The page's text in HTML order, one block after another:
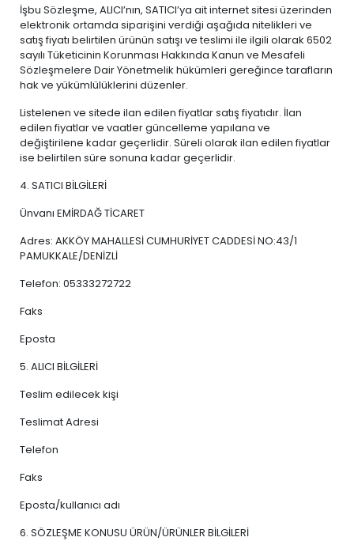
İşbu Sözleşme, ALICI’nın, SATICI’ya ait internet sitesi üzerinden
elektronik ortamda siparişini verdiği aşağıda nitelikleri ve
satış fiyatı belirtilen ürünün satışı ve teslimi ile ilgili olarak 6502
sayılı Tüketicinin Korunması Hakkında Kanun ve Mesafeli
Sözleşmelere Dair Yönetmelik hükümleri gereğince tarafların
hak ve yükümlülüklerini düzenler.
Listelenen ve sitede ilan edilen fiyatlar satış fiyatıdır. İlan
edilen fiyatlar ve vaatler güncelleme yapılana ve
değiştirilene kadar geçerlidir. Süreli olarak ilan edilen fiyatlar
ise belirtilen süre sonuna kadar geçerlidir.
4. SATICI BİLGİLERİ
Ünvanı EMİRDAĞ TİCARET
Adres: AKKÖY MAHALLESİ CUMHURİYET CADDESİ NO:43/1
PAMUKKALE/DENİZLİ
Telefon: 05333272722
Faks
Eposta
5. ALICI BİLGİLERİ
Teslim edilecek kişi
Teslimat Adresi
Telefon
Faks
Eposta/kullanıcı adı
6. SÖZLEŞME KONUSU ÜRÜN/ÜRÜNLER BİLGİLERİ